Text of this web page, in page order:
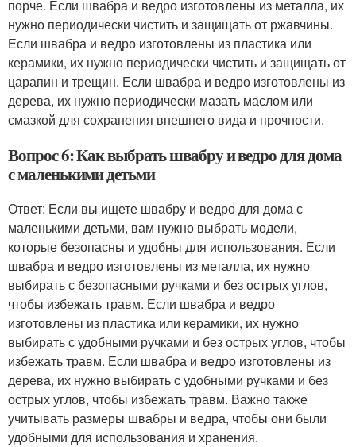
порче. Если швабра и ведро изготовлены из металла, их
нужно периодически чистить и защищать от ржавчины.
Если швабра и ведро изготовлены из пластика или
керамики, их нужно периодически чистить и защищать от
царапин и трещин. Если швабра и ведро изготовлены из
дерева, их нужно периодически мазать маслом или
смазкой для сохранения внешнего вида и прочности.
Вопрос 6: Как выбрать швабру и ведро для дома
с маленькими детьми
Ответ: Если вы ищете швабру и ведро для дома с
маленькими детьми, вам нужно выбрать модели,
которые безопасны и удобны для использования. Если
швабра и ведро изготовлены из металла, их нужно
выбирать с безопасными ручками и без острых углов,
чтобы избежать травм. Если швабра и ведро
изготовлены из пластика или керамики, их нужно
выбирать с удобными ручками и без острых углов, чтобы
избежать травм. Если швабра и ведро изготовлены из
дерева, их нужно выбирать с удобными ручками и без
острых углов, чтобы избежать травм. Важно также
учитывать размеры швабры и ведра, чтобы они были
удобными для использования и хранения.